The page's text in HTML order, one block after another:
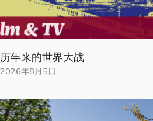
历年来的世界大战
2026年8月5日